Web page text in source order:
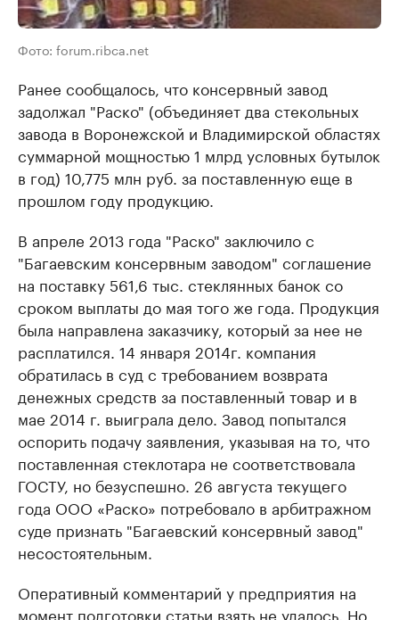
Фото: forum.ribca.net
Ранее сообщалось, что консервный завод
задолжал "Раско" (объединяет два стекольных
завода в Воронежской и Владимирской областях
суммарной мощностью 1 млрд условных бутылок
в год) 10,775 млн руб. за поставленную еще в
прошлом году продукцию.
В апреле 2013 года "Раско" заключило с
"Багаевским консервным заводом" соглашение
на поставку 561,6 тыс. стеклянных банок со
сроком выплаты до мая того же года. Продукция
была направлена заказчику, который за нее не
расплатился. 14 января 2014г. компания
обратилась в суд с требованием возврата
денежных средств за поставленный товар и в
мае 2014 г. выиграла дело. Завод попытался
оспорить подачу заявления, указывая на то, что
поставленная стеклотара не соответствовала
ГОСТУ, но безуспешно. 26 августа текущего
года ООО «Раско» потребовало в арбитражном
суде признать "Багаевский консервный завод"
несостоятельным.
Оперативный комментарий у предприятия на
момент подготовки статьи взять не удалось. Но